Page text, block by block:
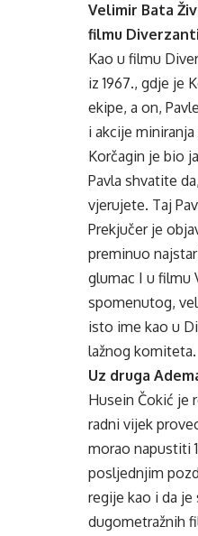
Velimir Bata
filmu Diverzanti
Kao u filmu
iz 1967., gdje je
ekipe, a on,
i akcije
Korčagin je bio
Pavla shvatite
vjerujete. Taj
Prekjučer je
preminuo
glumac I u filmu
spomenutog,
isto ime kao u
lažnog komiteta.
Uz druga
Husein Čokić je
radni vijek
morao napustiti
posljednjim
regije kao i da
dugometražnih